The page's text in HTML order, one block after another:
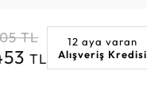
TL
TL
12 aya varan
Alışveriş Kredisi